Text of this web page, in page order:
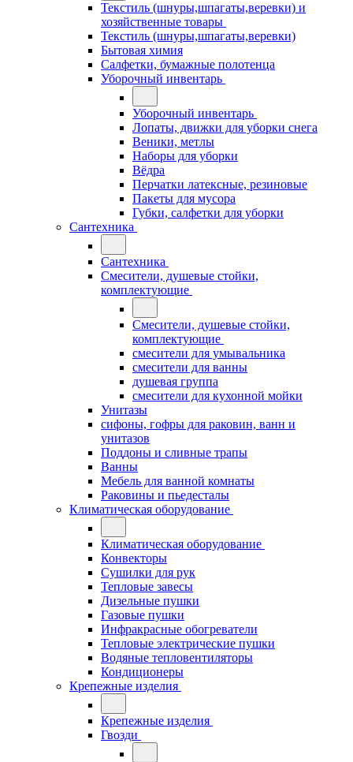
Текстиль (шнуры,шпагаты,веревки) и
хозяйственные товары
Текстиль (шнуры,шпагаты,веревки)
Бытовая химия
Салфетки, бумажные полотенца
Уборочный инвентарь
Уборочный инвентарь
Лопаты, движки для уборки снега
Веники, метлы
Наборы для уборки
Вёдра
Перчатки латексные, резиновые
Пакеты для мусора
Губки, салфетки для уборки
Сантехника
Сантехника
Смесители, душевые стойки,
комплектующие
Смесители, душевые стойки,
комплектующие
смесители для умывальника
смесители для ванны
душевая группа
смесители для кухонной мойки
Унитазы
сифоны, гофры для раковин, ванн и
унитазов
Поддоны и сливные трапы
Ванны
Мебель для ванной комнаты
Раковины и пьедесталы
Климатическая оборудование
Климатическая оборудование
Конвекторы
Сушилки для рук
Тепловые завесы
Дизельные пушки
Газовые пушки
Инфракрасные обогреватели
Тепловые электрические пушки
Водяные тепловентиляторы
Кондиционеры
Крепежные изделия
Крепежные изделия
Гвозди